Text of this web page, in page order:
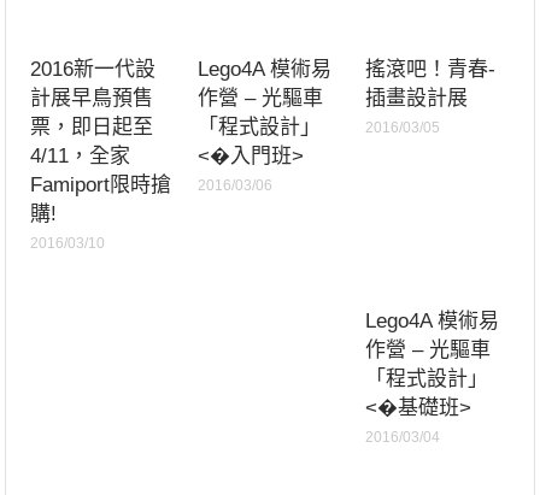
2016新一代設
計展早鳥預售
票，即日起至
4/11，全家
Famiport限時搶
購!
2016/03/10
Lego4A 模術易
作營 – 光驅車
「程式設計」
<�入門班>
2016/03/06
搖滾吧！青春-
插畫設計展
2016/03/05
Lego4A 模術易
作營 – 光驅車
「程式設計」
<�基礎班>
2016/03/04